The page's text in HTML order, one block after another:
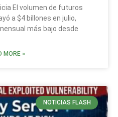
El volumen de futuros
a $4 billones en julio,
más bajo desde
MORE »
NOTICIAS FLASH